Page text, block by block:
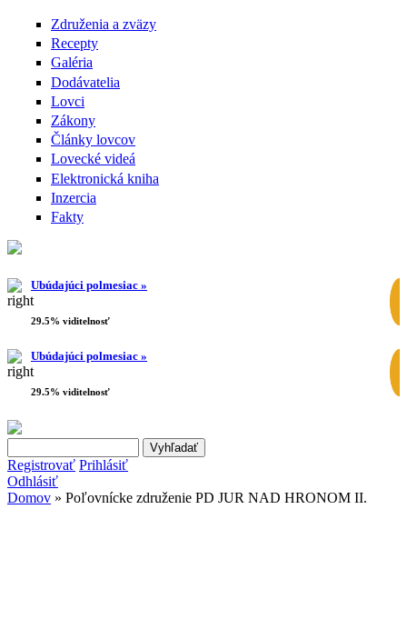
Združenia a zväzy
Recepty
Galéria
Dodávatelia
Lovci
Zákony
Články lovcov
Lovecké videá
Elektronická kniha
Inzercia
Fakty
Ubúdajúci polmesiac »
29.5% viditelnosť
Ubúdajúci polmesiac »
29.5% viditelnosť
Vyhľadávanie
Registrovať Prihlásiť
Odhlásiť
Domov » Poľovnícke združenie PD JUR NAD HRONOM II.